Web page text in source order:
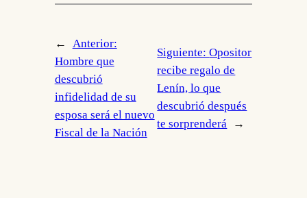
←
Anterior:
Hombre que
descubrió
infidelidad de su
esposa será el nuevo
Fiscal de la Nación
Siguiente:Opositor
recibe regalo de
Lenín, lo que
descubrió después
te sorprenderá
→